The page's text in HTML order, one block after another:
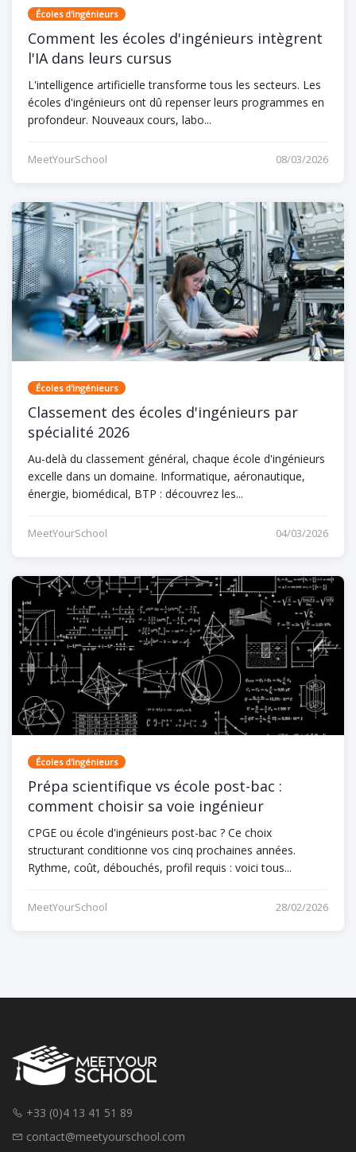
Écoles d'ingénieurs
Comment les écoles d'ingénieurs intègrent
l'IA dans leurs cursus
L'intelligence artificielle transforme tous les secteurs. Les
écoles d'ingénieurs ont dû repenser leurs programmes en
profondeur. Nouveaux cours, labo...
MeetYourSchool 08/03/2026
Écoles d'ingénieurs
Classement des écoles d'ingénieurs par
spécialité 2026
Au-delà du classement général, chaque école d'ingénieurs
excelle dans un domaine. Informatique, aéronautique,
énergie, biomédical, BTP : découvrez les...
MeetYourSchool 04/03/2026
Écoles d'ingénieurs
Prépa scientifique vs école post-bac :
comment choisir sa voie ingénieur
CPGE ou école d'ingénieurs post-bac ? Ce choix
structurant conditionne vos cinq prochaines années.
Rythme, coût, débouchés, profil requis : voici tous...
MeetYourSchool 28/02/2026
+33 (0)4 13 41 51 89
contact@meetyourschool.com